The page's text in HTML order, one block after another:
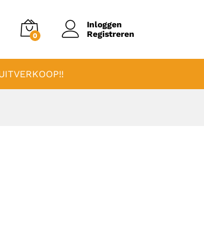
0
Inloggen
Registreren